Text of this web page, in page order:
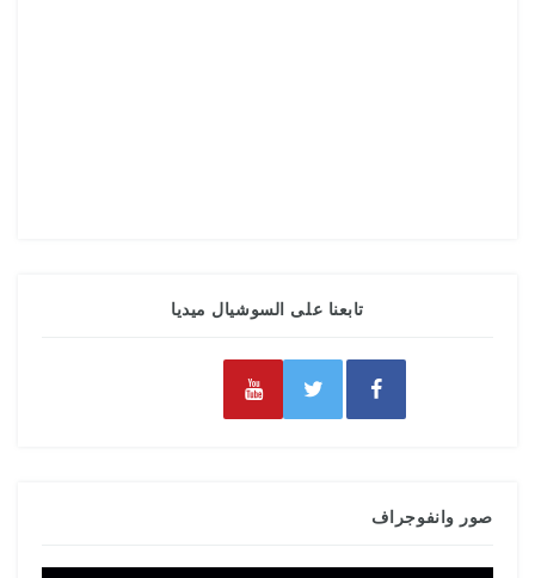
تابعنا على السوشيال ميديا
صور وانفوجراف